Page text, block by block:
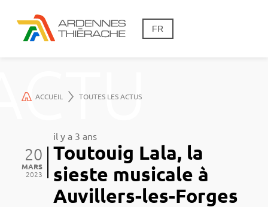
FR
ACCUEIL TOUTES LES ACTUS
Toutouig Lala, la
sieste musicale à
Auvillers-les-Forges
il y a 3 ans
20
MARS
2023